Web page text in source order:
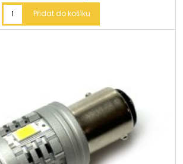
Přidat do košíku